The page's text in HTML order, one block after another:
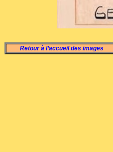
Retour à l’accueil des images